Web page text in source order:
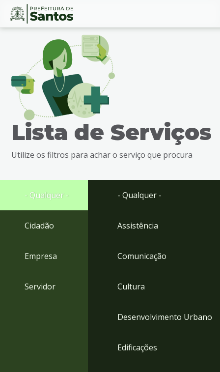
Ir
busca
Ir
rodapé
Conteúdo
Lista de Serviços
Utilize os filtros para achar o serviço que procura
- Qualquer -
Cidadão
Empresa
Servidor
- Qualquer -
Assistência
Comunicação
Cultura
Desenvolvimento Urbano
Edificações